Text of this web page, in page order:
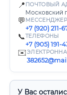
📍 ПОЧТОВЫЙ
Московский
💬 МЕССЕНДЖЕР
+7 (920) 211-
📞ТЕЛЕФОНЫ
+7 (905) 191-
✉️
У Вас